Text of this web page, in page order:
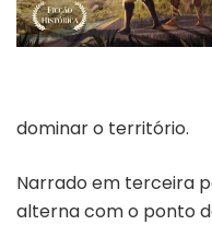
dominar o território.
Narrado em terceira
alterna com o ponto